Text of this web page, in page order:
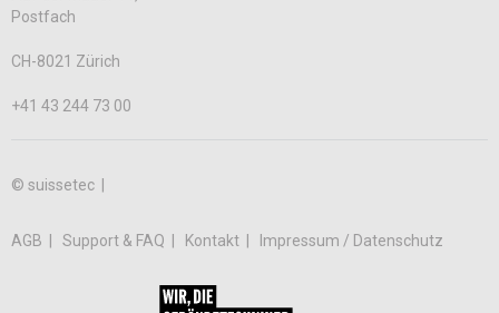
Postfach
CH-8021 Zürich
+41 43 244 73 00
© suissetec |
AGB Support & FAQ Kontakt Impressum / Datenschutz